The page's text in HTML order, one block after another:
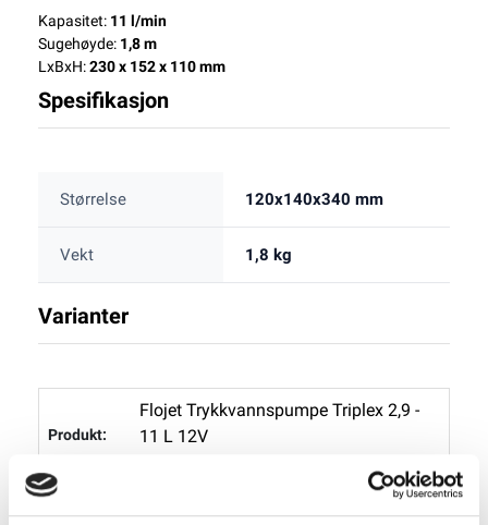
Kapasitet: 11 l/min
Sugehøyde: 1,8 m
LxBxH:230 x 152 x 110 mm
Spesifikasjon
Størrelse 120x140x340 mm
Vekt 1,8 kg
Varianter
Flojet Trykkvannspumpe Triplex 2,9 -
11 L 12V
2.490,00